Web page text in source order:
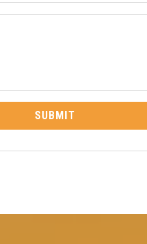
SUBMIT